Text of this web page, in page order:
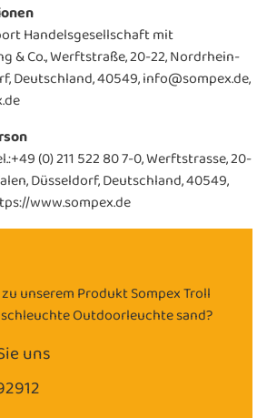
Handelsgesellschaft mit
& Co., Werftstraße, 20-22, Nordrhein-
Deutschland, 40549, info@sompex.de,
(0) 211 522 80 7-0, Werftstrasse, 20-
Düsseldorf, Deutschland, 40549,
www.sompex.de
unserem Produkt Sompex Troll
Outdoorleuchte sand?
uns